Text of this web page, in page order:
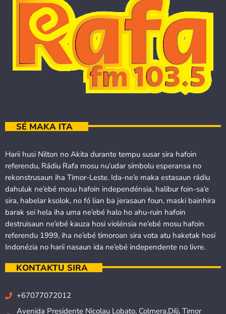
SÉ MAKA ITA
Harii husi Nilton no Akita durante tempu susar sira hafoin
referendu, Rádiu Rafa mosu nu’udar símbolu esperansa no
rekonstrusaun iha Timor-Leste. Ida-ne’e maka estasaun rádiu
dahuluk ne’ebé mosu hafoin independénsia, halibur foin-sa’e
sira, habelar ksolok, no fó lian ba jerasaun foun, maski bainhira
barak sei hela iha uma ne’ebé halo ho ahu-ruin hafoin
destruisaun ne’ebé kauza hosi violénsia ne’ebé mosu hafoin
referendu 1999, iha ne’ebé timoroan sira vota atu haketak hosi
Indonézia no harii nasaun ida ne’ebé independente no livre.
KONTAKTU SIRA
+67077072012
Avenida Presidente Nicolau Lobato, Colmera,Dili, Timor